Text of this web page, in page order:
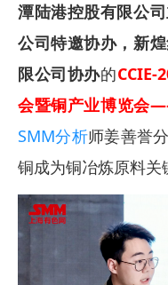
潭陆港控股有限公
公司特邀协办，新
限公司协办的CCIE-
会暨铜产业博览会
SMM分析师姜善誉
铜成为铜冶炼原料关